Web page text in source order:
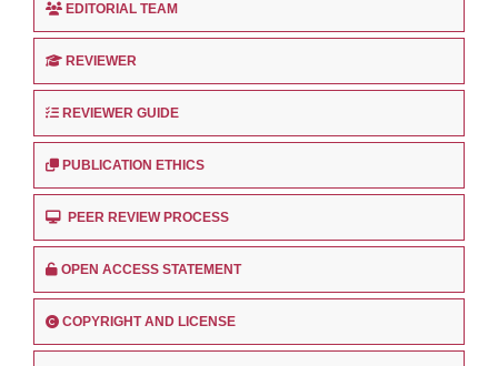
EDITORIAL TEAM
REVIEWER
REVIEWER GUIDE
PUBLICATION ETHICS
PEER REVIEW PROCESS
OPEN ACCESS STATEMENT
COPYRIGHT AND LICENSE